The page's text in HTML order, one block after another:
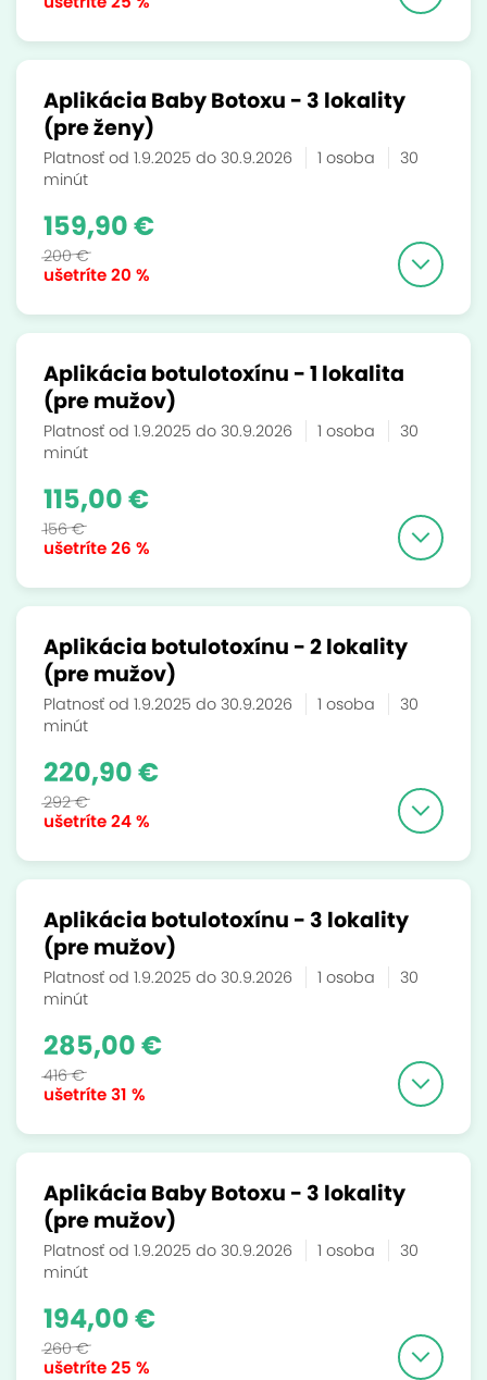
Aplikácia Baby Botoxu - 3 lokality
(pre ženy)
Platnosť od 1.9.2025 do 30.9.2026 1 osoba
30
minút
ušetríte20 %
159,90 €
200 €
Aplikácia botulotoxínu - 1 lokalita
(pre mužov)
Platnosť od 1.9.2025 do 30.9.2026 1 osoba
30
minút
ušetríte26 %
115,00 €
156 €
Aplikácia botulotoxínu - 2 lokality
(pre mužov)
Platnosť od 1.9.2025 do 30.9.2026 1 osoba
30
minút
ušetríte24 %
220,90 €
292 €
Aplikácia botulotoxínu - 3 lokality
(pre mužov)
Platnosť od 1.9.2025 do 30.9.2026 1 osoba
30
minút
ušetríte31 %
285,00 €
416 €
Aplikácia Baby Botoxu - 3 lokality
(pre mužov)
Platnosť od 1.9.2025 do 30.9.2026 1 osoba
30
minút
ušetríte25 %
194,00 €
260 €